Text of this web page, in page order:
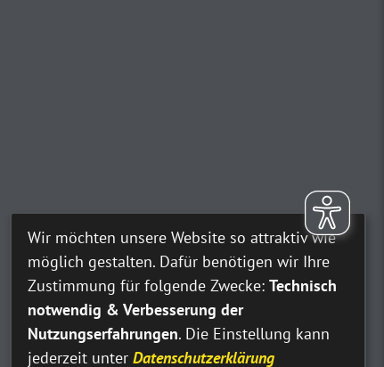
Wir möchten unsere Website so attraktiv wie
möglich gestalten. Dafür benötigen wir Ihre
Zustimmung für folgende Zwecke: Technisch
notwendig & Verbesserung der
Nutzungserfahrungen. Die Einstellung kann
jederzeit unter Datenschutzerklärung